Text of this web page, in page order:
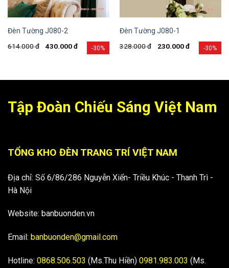
-30%
Đèn Tường J080-2
614.000đ 430.000đ -30%
Đèn Tường J080-1
328.000đ 230.000đ
Tập Đoàn Chiếu Sáng Việt Nam
TỔNG KHO ĐÈN TRANG TRÍ VIỆT NAM
Địa chỉ: Số 6/86/286 Nguyễn Xiển- Triều Khúc - Thanh Trì -
Hà Nội
Website: banbuonden.vn
Email: banbuonden@gmail.com
Hotline: 0868.506.503 (Ms.Thu Hiền) 0981.983.003 (Ms.